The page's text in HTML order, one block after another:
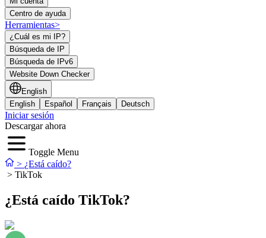
Centro de ayuda
Herramientas>
¿Cuál es mi IP?
Búsqueda de IP
Búsqueda de IPv6
Website Down Checker
English
English
Español Français Deutsch
Iniciar sesión
Descargar ahora
Toggle Menu
> ¿Está caído?
> TikTok
¿Está caído TikTok?